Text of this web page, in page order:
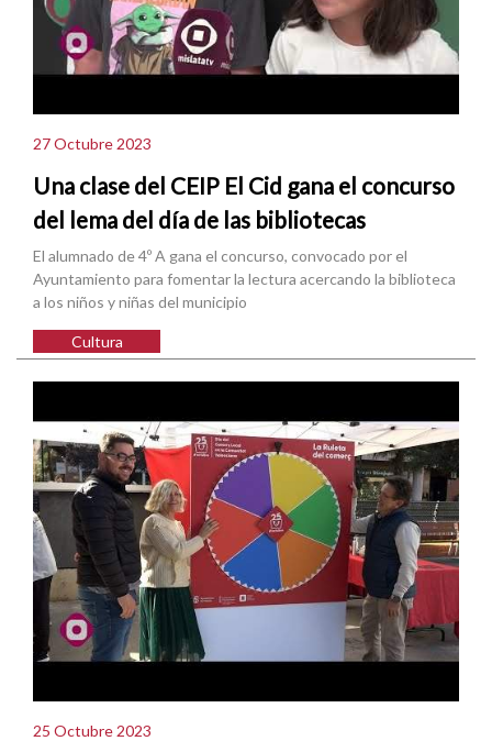
27 Octubre 2023
Una clase del CEIP El Cid gana el concurso
del lema del día de las bibliotecas
El alumnado de 4º A gana el concurso, convocado por el
Ayuntamiento para fomentar la lectura acercando la biblioteca
a los niños y niñas del municipio
Cultura
25 Octubre 2023